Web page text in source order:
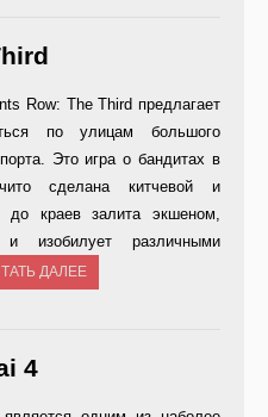
Row: The Third предлагает
по улицам большого
Это игра о бандитах в
сделана китчевой и
до краев залита экшеном,
и изобилует различными
ДАЛЕЕ
4